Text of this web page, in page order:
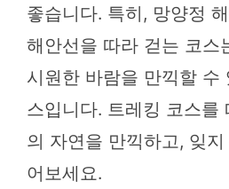
좋습니다. 특히, 망양정
해안선을 따라 걷는 코스
시원한 바람을 만끽할 수
스입니다. 트레킹 코스를
의 자연을 만끽하고, 잊
어보세요.